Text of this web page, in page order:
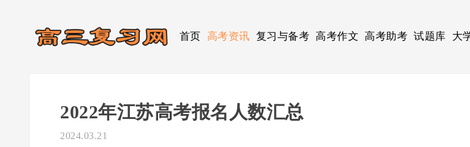
首页 高考资讯 复习与备考 高考作文 高考助考 试题库 大
2022年江苏高考报名人数汇总
2024.03.21